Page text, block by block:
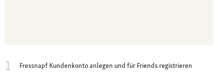
1 Fressnapf Kundenkonto anlegen und für Friends registrieren